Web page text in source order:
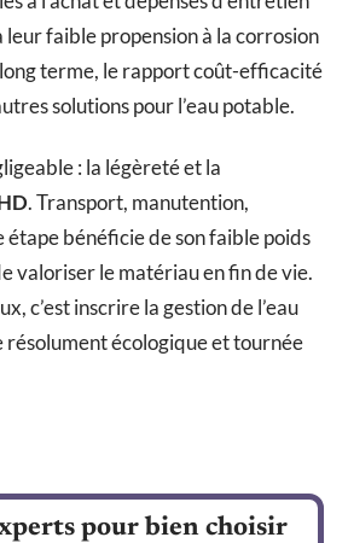
leur faible propension à la corrosion
terme, le rapport coût-efficacité
solutions pour l’eau potable.
: la légèreté et la
. Transport, manutention,
étape bénéficie de son faible poids
valoriser le matériau en fin de vie.
c’est inscrire la gestion de l’eau
résolument écologique et tournée
pour bien choisir